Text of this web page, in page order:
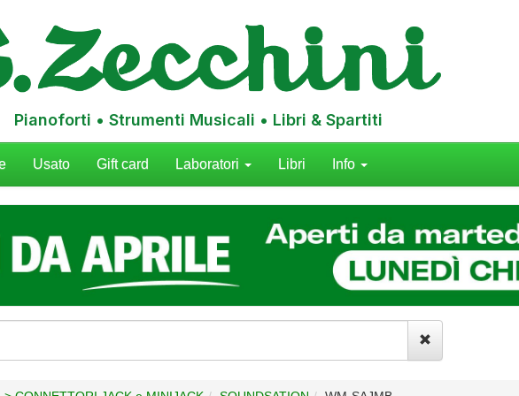
Pianoforti • Strumenti Musicali • Libri & Spartiti
Usato Gift card Laboratori Libri Info